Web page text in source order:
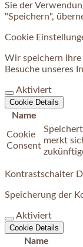
Sie der
"Speichern",
Cookie
Wir speichern
Besuche unseres
Aktiviert
Cookie Details
Name
Cookie
Consent
merkt
Kontrastschalter
Speicherung der
Aktiviert
Cookie Details
Name